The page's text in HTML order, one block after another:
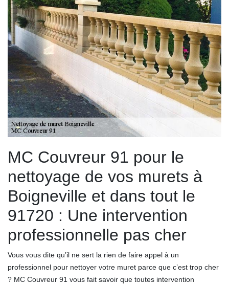
MC Couvreur 91 pour le
nettoyage de vos murets à
Boigneville et dans tout le
91720 : Une intervention
professionnelle pas cher
Vous vous dite qu’il ne sert la rien de faire appel à un
professionnel pour nettoyer votre muret parce que c’est trop cher
? MC Couvreur 91 vous fait savoir que toutes intervention